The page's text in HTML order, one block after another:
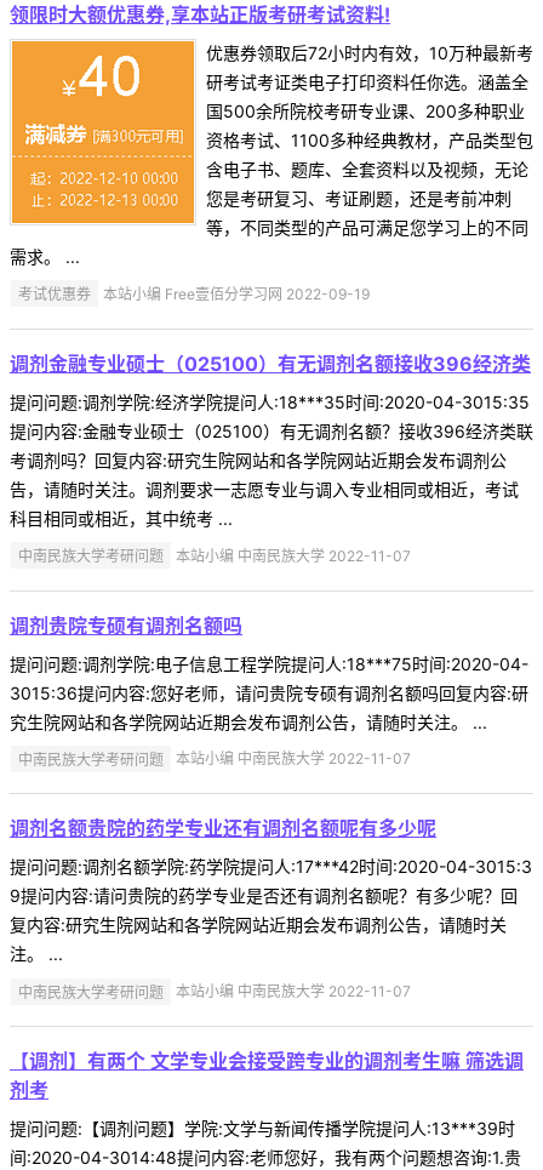
领限时大额优惠券,享本站正版考研考试资料!
优惠券领取后72小时内有效，10万种最新考
研考试考证类电子打印资料任你选。涵盖全
国500余所院校考研专业课、200多种职业
资格考试、1100多种经典教材，产品类型包
含电子书、题库、全套资料以及视频，无论
您是考研复习、考证刷题，还是考前冲刺
等，不同类型的产品可满足您学习上的不同
需求。 ...
考试优惠券 本站小编 Free壹佰分学习网 2022-09-19
调剂金融专业硕士（025100）有无调剂名额接收396经济类
提问问题:调剂学院:经济学院提问人:18***35时间:2020-04-3015:35
提问内容:金融专业硕士（025100）有无调剂名额？接收396经济类联
考调剂吗？回复内容:研究生院网站和各学院网站近期会发布调剂公
告，请随时关注。调剂要求一志愿专业与调入专业相同或相近，考试
科目相同或相近，其中统考 ...
中南民族大学考研问题 本站小编 中南民族大学 2022-11-07
调剂贵院专硕有调剂名额吗
提问问题:调剂学院:电子信息工程学院提问人:18***75时间:2020-04-
3015:36提问内容:您好老师，请问贵院专硕有调剂名额吗回复内容:研
究生院网站和各学院网站近期会发布调剂公告，请随时关注。 ...
中南民族大学考研问题 本站小编 中南民族大学 2022-11-07
调剂名额贵院的药学专业还有调剂名额呢有多少呢
提问问题:调剂名额学院:药学院提问人:17***42时间:2020-04-3015:3
9提问内容:请问贵院的药学专业是否还有调剂名额呢？有多少呢？回
复内容:研究生院网站和各学院网站近期会发布调剂公告，请随时关
注。 ...
中南民族大学考研问题 本站小编 中南民族大学 2022-11-07
【调剂】有两个 文学专业会接受跨专业的调剂考生嘛 筛选调
剂考
提问问题:【调剂问题】学院:文学与新闻传播学院提问人:13***39时
间:2020-04-3014:48提问内容:老师您好，我有两个问题想咨询:1.贵